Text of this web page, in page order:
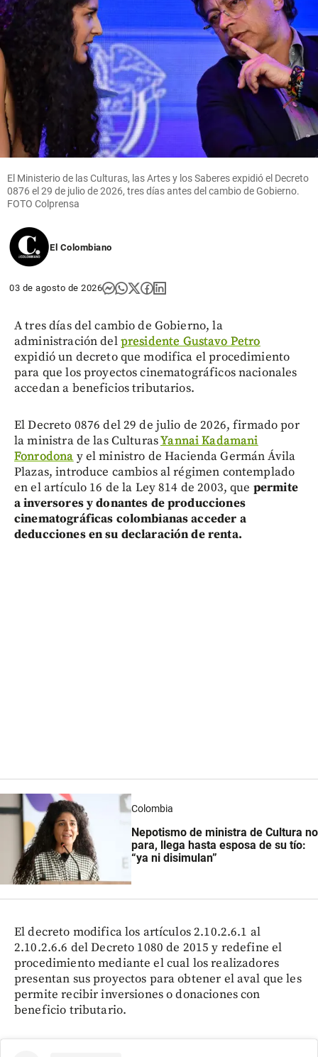
El Ministerio de las Culturas, las Artes y los Saberes expidió el Decreto
0876 el 29 de julio de 2026, tres días antes del cambio de Gobierno.
FOTO Colprensa
El Colombiano
03 de agosto de 2026
A tres días del cambio de Gobierno, la
administración delpresidente Gustavo Petro
expidió un decreto que modifica el procedimiento
para que los proyectos cinematográficos nacionales
accedan a beneficios tributarios.
El Decreto 0876 del 29 de julio de 2026, firmado por
la ministra de las CulturasYannai Kadamani
Fonrodona y el ministro de Hacienda Germán Ávila
Plazas, introduce cambios al régimen contemplado
en el artículo 16 de la Ley 814 de 2003, que permite
a inversores y donantes de producciones
cinematográficas colombianas acceder a
deducciones en su declaración de renta.
Colombia
Nepotismo de ministra de Cultura no
para, llega hasta esposa de su tío:
“ya ni disimulan”
El decreto modifica los artículos 2.10.2.6.1 al
2.10.2.6.6 del Decreto 1080 de 2015 y redefine el
procedimiento mediante el cual los realizadores
presentan sus proyectos para obtener el aval que les
permite recibir inversiones o donaciones con
beneficio tributario.